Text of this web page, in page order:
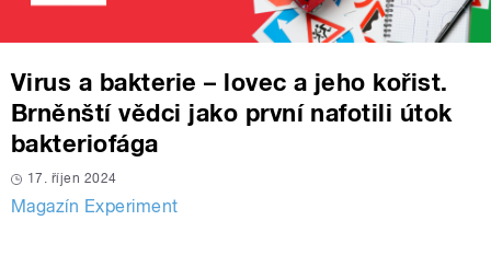
Virus a bakterie – lovec a jeho kořist.
Brněnští vědci jako první nafotili útok
bakteriofága
17. říjen 2024
Magazín Experiment